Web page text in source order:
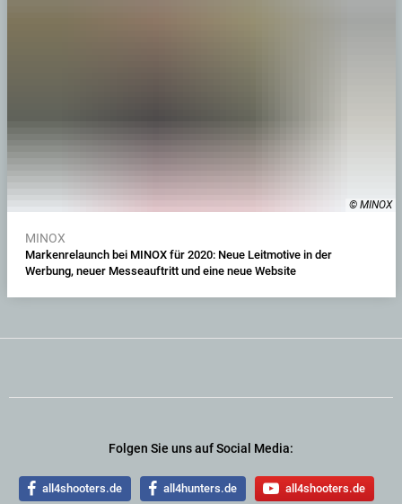
© MINOX
MINOX
Markenrelaunch bei MINOX für 2020: Neue Leitmotive in der
Werbung, neuer Messeauftritt und eine neue Website
Folgen Sie uns auf Social Media:
all4shooters.de all4hunters.de all4shooters.de